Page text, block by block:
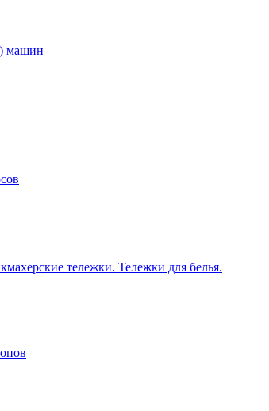
машин
тележки. Тележки для белья.